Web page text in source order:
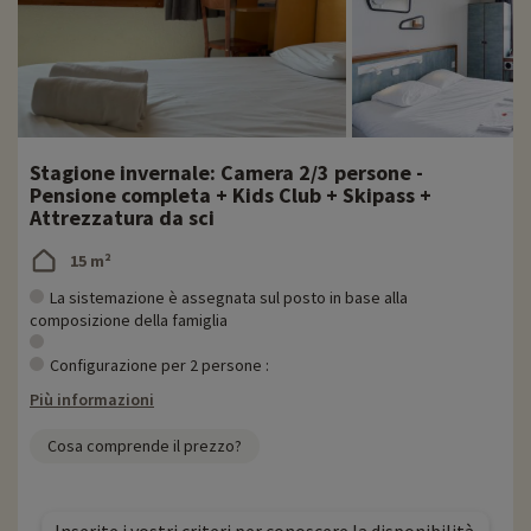
segway, sci di fondo, ecc.
' Strutture adatte alle famiglie: snowpark, airbag, zona free-style,
' 100% pedonale, ski in, ski out
' Stazione sicura, ideale per i giovani sciatori
' 28 piste, 60 km di percorsi
' Buon innevamento fino ad aprile
' Area sciistica diversificata per tutte le abilità
Per saperne di più
- Animali domestici non ammessi
Stagione invernale: Camera 2/3 persone -
Pensione completa + Kids Club + Skipass +
Attrezzatura da sci
15 m²
La sistemazione è assegnata sul posto in base alla
composizione della famiglia
Configurazione per 2 persone :
Più informazioni
Cosa comprende il prezzo?